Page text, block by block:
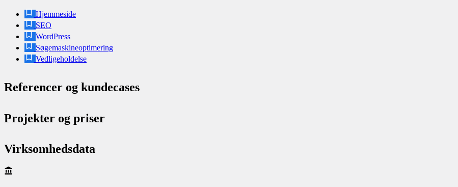
Hjemmeside
SEO
WordPress
Søgemaskineoptimering
Vedligeholdelse
Referencer og kundecases
Projekter og priser
Virksomhedsdata